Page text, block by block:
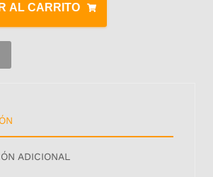
AL CARRITO
ADICIONAL